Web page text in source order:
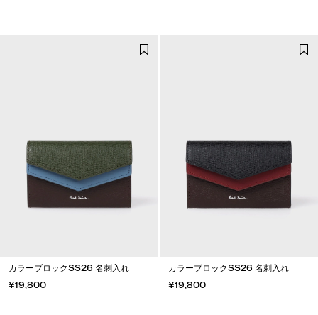
カラーブロックSS26 名刺入れ
¥19,800
カラーブロックSS26 名刺入れ
¥19,800